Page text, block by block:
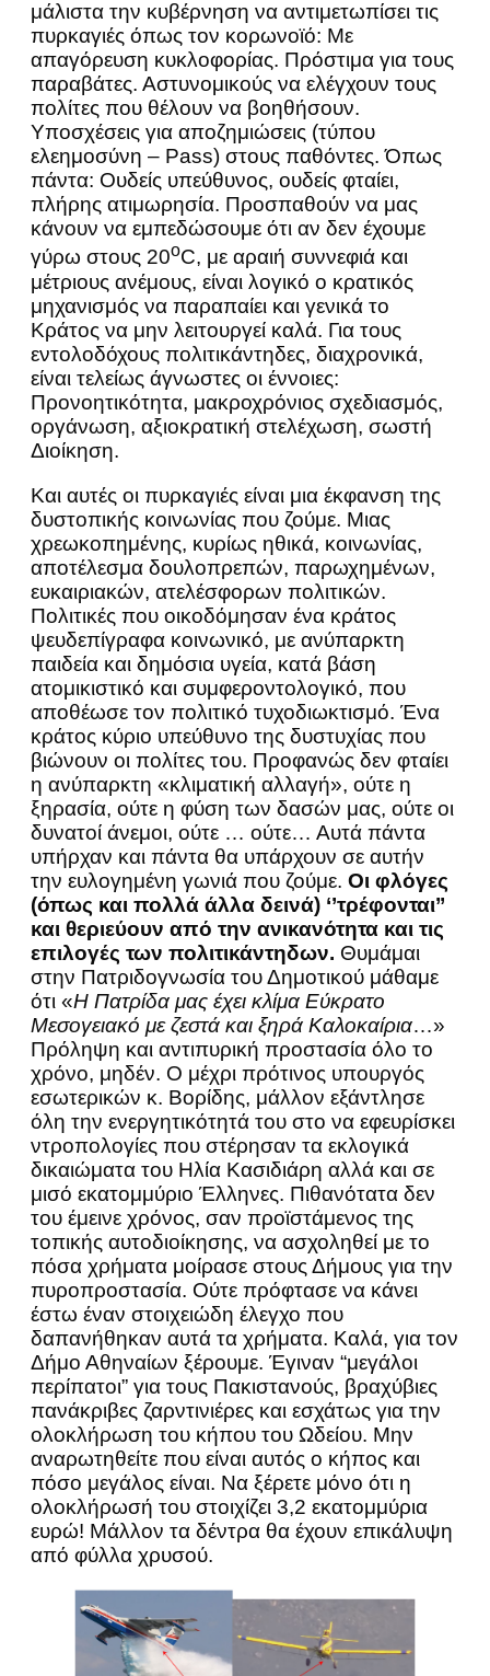
μάλιστα την κυβέρνηση να αντιμετωπίσει τις
πυρκαγιές όπως τον κορωνοϊό: Με
απαγόρευση κυκλοφορίας. Πρόστιμα για τους
παραβάτες. Αστυνομικούς να ελέγχουν τους
πολίτες που θέλουν να βοηθήσουν.
Υποσχέσεις για αποζημιώσεις (τύπου
ελεημοσύνη – Pass) στους παθόντες. Όπως
πάντα: Ουδείς υπεύθυνος, ουδείς φταίει,
πλήρης ατιμωρησία. Προσπαθούν να μας
κάνουν να εμπεδώσουμε ότι αν δεν έχουμε
γύρω στους 20οC, με αραιή συννεφιά και
μέτριους ανέμους, είναι λογικό ο κρατικός
μηχανισμός να παραπαίει και γενικά το
Κράτος να μην λειτουργεί καλά. Για τους
εντολοδόχους πολιτικάντηδες, διαχρονικά,
είναι τελείως άγνωστες οι έννοιες:
Προνοητικότητα, μακροχρόνιος σχεδιασμός,
οργάνωση, αξιοκρατική στελέχωση, σωστή
Διοίκηση.
Και αυτές οι πυρκαγιές είναι μια έκφανση της
δυστοπικής κοινωνίας που ζούμε. Μιας
χρεωκοπημένης, κυρίως ηθικά, κοινωνίας,
αποτέλεσμα δουλοπρεπών, παρωχημένων,
ευκαιριακών, ατελέσφορων πολιτικών.
Πολιτικές που οικοδόμησαν ένα κράτος
ψευδεπίγραφα κοινωνικό, με ανύπαρκτη
παιδεία και δημόσια υγεία, κατά βάση
ατομικιστικό και συμφεροντολογικό, που
αποθέωσε τον πολιτικό τυχοδιωκτισμό. Ένα
κράτος κύριο υπεύθυνο της δυστυχίας που
βιώνουν οι πολίτες του. Προφανώς δεν φταίει
η ανύπαρκτη «κλιματική αλλαγή», ούτε η
ξηρασία, ούτε η φύση των δασών μας, ούτε οι
δυνατοί άνεμοι, ούτε … ούτε… Αυτά πάντα
υπήρχαν και πάντα θα υπάρχουν σε αυτήν
την ευλογημένη γωνιά που ζούμε. Οι φλόγες
(όπως και πολλά άλλα δεινά) ‘’τρέφονται’’
και θεριεύουν από την ανικανότητα και τις
επιλογές των πολιτικάντηδων. Θυμάμαι
στην Πατριδογνωσία του Δημοτικού μάθαμε
ότι «Η Πατρίδα μας έχει κλίμα Εύκρατο
Μεσογειακό με ζεστά και ξηρά Καλοκαίρια…»
Πρόληψη και αντιπυρική προστασία όλο το
χρόνο, μηδέν. Ο μέχρι πρότινος υπουργός
εσωτερικών κ. Βορίδης, μάλλον εξάντλησε
όλη την ενεργητικότητά του στο να εφευρίσκει
ντροπολογίες που στέρησαν τα εκλογικά
δικαιώματα του Ηλία Κασιδιάρη αλλά και σε
μισό εκατομμύριο Έλληνες. Πιθανότατα δεν
του έμεινε χρόνος, σαν προϊστάμενος της
τοπικής αυτοδιοίκησης, να ασχοληθεί με το
πόσα χρήματα μοίρασε στους Δήμους για την
πυροπροστασία. Ούτε πρόφτασε να κάνει
έστω έναν στοιχειώδη έλεγχο που
δαπανήθηκαν αυτά τα χρήματα. Καλά, για τον
Δήμο Αθηναίων ξέρουμε. Έγιναν “μεγάλοι
περίπατοι” για τους Πακιστανούς, βραχύβιες
πανάκριβες ζαρντινιέρες και εσχάτως για την
ολοκλήρωση του κήπου του Ωδείου. Μην
αναρωτηθείτε που είναι αυτός ο κήπος και
πόσο μεγάλος είναι. Να ξέρετε μόνο ότι η
ολοκλήρωσή του στοιχίζει 3,2 εκατομμύρια
ευρώ! Μάλλον τα δέντρα θα έχουν επικάλυψη
από φύλλα χρυσού.